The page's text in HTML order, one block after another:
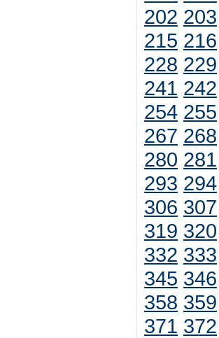
202 203
215 216
228 229
241 242
254 255
267 268
280 281
293 294
306 307
319 320
332 333
345 346
358 359
371 372